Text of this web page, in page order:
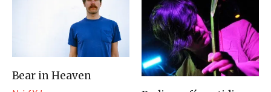
Bear in Heaven